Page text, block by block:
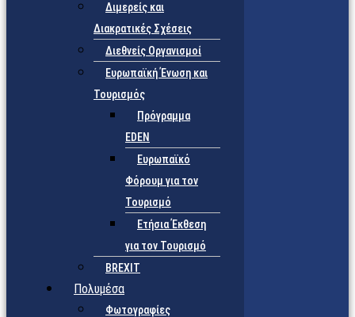
Διμερείς και
Διακρατικές Σχέσεις
Διεθνείς Οργανισμοί
Ευρωπαϊκή Ένωση και
Τουρισμός
Πρόγραμμα
EDEN
Ευρωπαϊκό
Φόρουμ για τον
Τουρισμό
Ετήσια Έκθεση
για τον Τουρισμό
BREXIT
Πολυμέσα
Φωτογραφίες